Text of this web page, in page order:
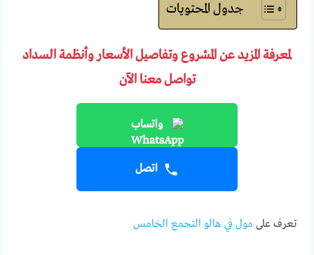
جدول المحتويات
لمعرفة المزيد عن المشروع وتفاصيل الأسعار وأنظمة السداد
تواصل معنا الآن
واتساب
اتصل
تعرف على مول في هالو التجمع الخامس